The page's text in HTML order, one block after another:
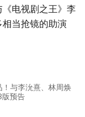
电视剧之王》李
当抢镜的助演
！与李沇熹、林周焕
版预告